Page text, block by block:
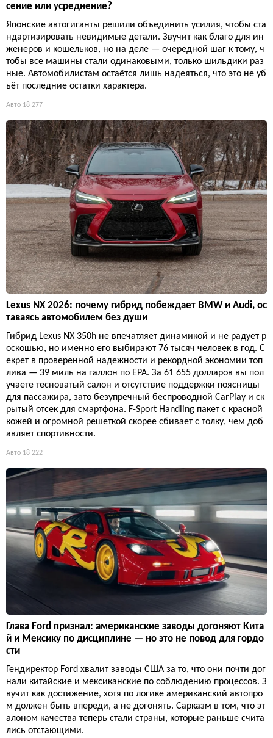
сение или усреднение?
Японские автогиганты решили объединить усилия, чтобы ста
ндартизировать невидимые детали. Звучит как благо для ин
женеров и кошельков, но на деле — очередной шаг к тому, ч
тобы все машины стали одинаковыми, только шильдики раз
ные. Автомобилистам остаётся лишь надеяться, что это не уб
ьёт последние остатки характера.
Авто 18 277
Lexus NX 2026: почему гибрид побеждает BMW и Audi, ос
таваясь автомобилем без души
Гибрид Lexus NX 350h не впечатляет динамикой и не радует р
оскошью, но именно его выбирают 76 тысяч человек в год. С
екрет в проверенной надежности и рекордной экономии топ
лива — 39 миль на галлон по EPA. За 61 655 долларов вы пол
учаете тесноватый салон и отсутствие поддержки поясницы
для пассажира, зато безупречный беспроводной CarPlay и ск
рытый отсек для смартфона. F-Sport Handling пакет с красной
кожей и огромной решеткой скорее сбивает с толку, чем доб
авляет спортивности.
Авто 18 222
Глава Ford признал: американские заводы догоняют Кита
й и Мексику по дисциплине — но это не повод для гордо
сти
Гендиректор Ford хвалит заводы США за то, что они почти дог
нали китайские и мексиканские по соблюдению процессов. З
вучит как достижение, хотя по логике американский автопро
м должен быть впереди, а не догонять. Сарказм в том, что эт
алоном качества теперь стали страны, которые раньше счита
лись отстающими.